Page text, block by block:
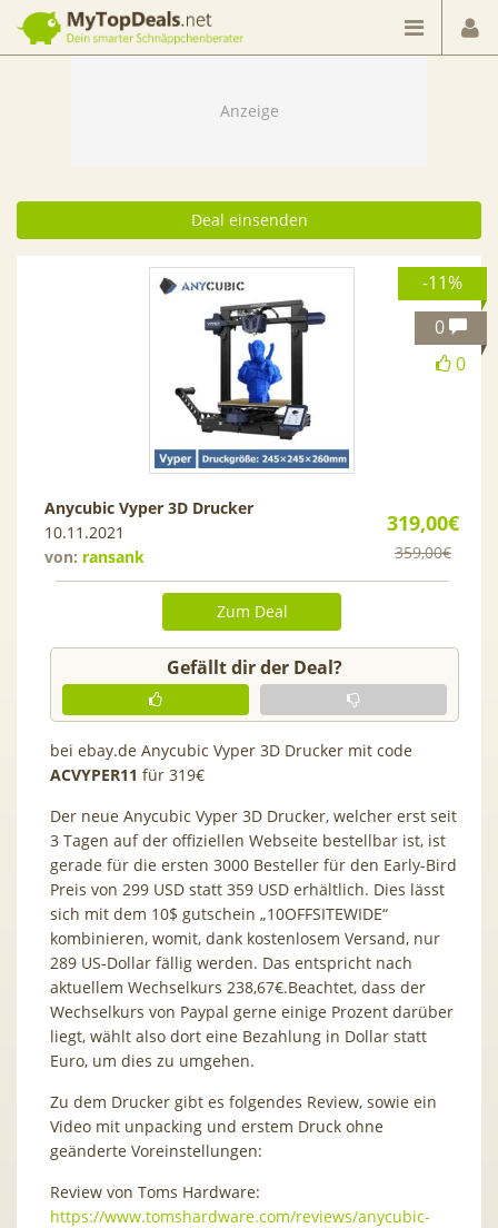
Dein smarter Schnäppchenberater
Deal einsenden
-11%
0
0
319,00€
359,00€
Anycubic Vyper 3D Drucker
10.11.2021
von: ransank
Zum Deal
Gefällt dir der Deal?
bei ebay.de Anycubic Vyper 3D Drucker mit code
ACVYPER11 für 319€
Der neue Anycubic Vyper 3D Drucker, welcher erst seit
3 Tagen auf der offiziellen Webseite bestellbar ist, ist
gerade für die ersten 3000 Besteller für den Early-Bird
Preis von 299 USD statt 359 USD erhältlich. Dies lässt
sich mit dem 10$ gutschein „10OFFSITEWIDE“
kombinieren, womit, dank kostenlosem Versand, nur
289 US-Dollar fällig werden. Das entspricht nach
aktuellem Wechselkurs 238,67€.Beachtet, dass der
Wechselkurs von Paypal gerne einige Prozent darüber
liegt, wählt also dort eine Bezahlung in Dollar statt
Euro, um dies zu umgehen.
Zu dem Drucker gibt es folgendes Review, sowie ein
Video mit unpacking und erstem Druck ohne
geänderte Voreinstellungen:
Review von Toms Hardware:
https://www.tomshardware.com/reviews/anycubic-